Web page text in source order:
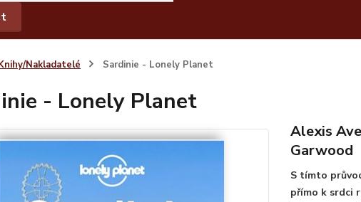
Nakladatelé Sardinie - Lonely Planet
- Lonely Planet
Alexis
Garwood
S tímto
přímo k srdci